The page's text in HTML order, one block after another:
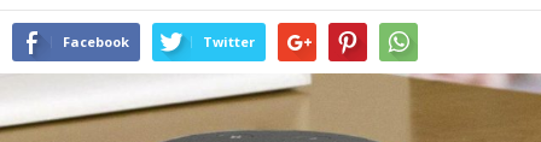
Facebook Twitter